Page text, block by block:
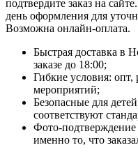
подтвердите заказ на
день оформления для
Возможна онлайн-оплата.
Быстрая доставка в
заказе до 18:00;
Гибкие условия:
мероприятий;
Безопасные для
соответствуют
Фото-подтверждение
именно то, что